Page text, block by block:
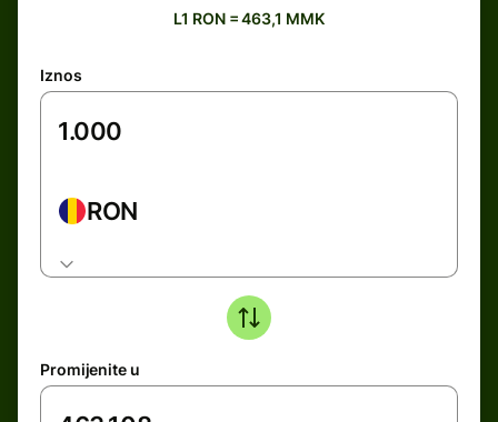
L1 RON = 463,1 MMK
Iznos
RON
Promijenite u